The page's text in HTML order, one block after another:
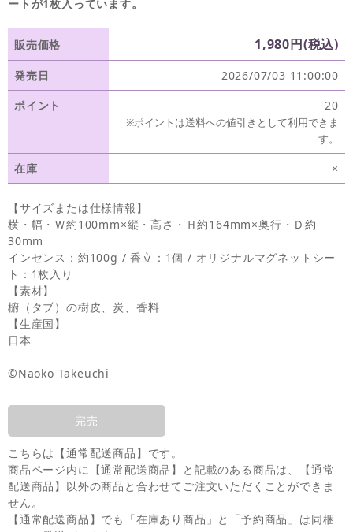
ートが1枚入っています。
販売価格 1,980円(税込)
発売日
2026/07/03 11:00:00
ポイント
20
※ポイントは送料への値引きとして利用できま
す。
在庫 ×
【サイズまたは仕様情報】
横・幅・Ｗ約100mm×縦・高さ・Ｈ約164mm×奥行・Ｄ約
30mm
インセンス：約100g / 香立：1個 / オリジナルマグネットシー
ト：1枚入り
【素材】
椨（タブ）の樹皮、炭、香料
【生産国】
日本
©Naoko Takeuchi
完売
こちらは【通常配送商品】です。
商品ページ内に【通常配送商品】と記載のある商品は、【通常
配送商品】以外の商品と合わせてご注文いただくことができま
せん。
【通常配送商品】でも「在庫あり商品」と「予約商品」は同梱